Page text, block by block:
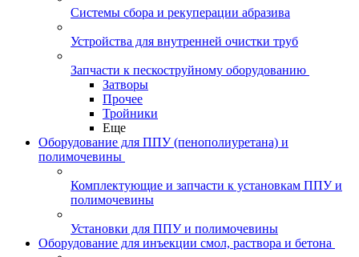
Системы сбора и рекуперации абразива
Устройства для внутренней очистки труб
Запчасти к пескоструйному оборудованию
Затворы
Прочее
Тройники
Еще
Оборудование для ППУ (пенополиуретана) и
полимочевины
Комплектующие и запчасти к установкам ППУ и
полимочевины
Установки для ППУ и полимочевины
Оборудование для инъекции смол, раствора и бетона